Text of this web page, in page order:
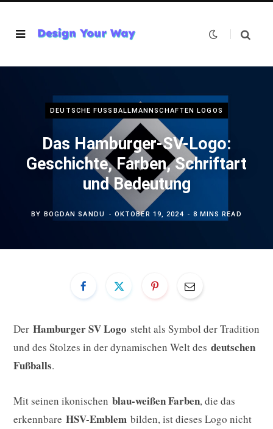
DEUTSCHE FUSSBALLMANNSCHAFTEN LOGOS
Das Hamburger-SV-Logo:
Geschichte, Farben, Schriftart
und Bedeutung
BY BOGDAN SANDU OKTOBER 19, 2024 8 MINS READ
Der Hamburger SV Logo steht als Symbol der Tradition
und des Stolzes in der dynamischen Welt des deutschen
Fußballs.
Mit seinen ikonischen blau-weißen Farben, die das
erkennbare HSV-Emblem bilden, ist dieses Logo nicht